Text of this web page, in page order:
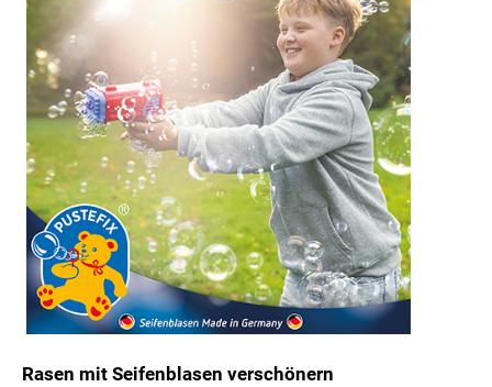
Rasen mit Seifenblasen verschönern